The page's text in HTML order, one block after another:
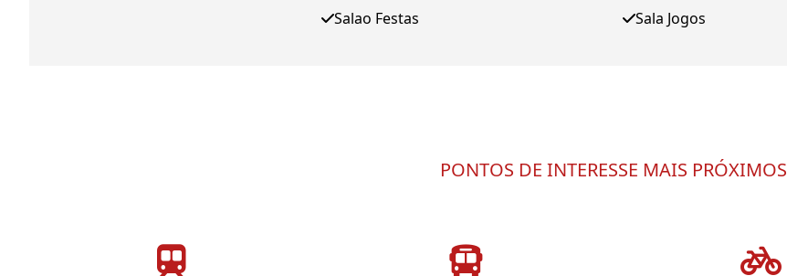
Salao Festas
Sala Jogos
PONTOS DE INTERESSE MAIS PRÓXIMOS